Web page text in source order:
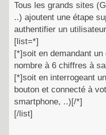
Tous les grands sites
..) ajoutent une étape
authentifier un
[list=*]
[*]soit en demandant
nombre à 6 chiffres à
[*]soit en interrogeant
bouton et connecté à
smartphone, ..)[/*]
[/list]